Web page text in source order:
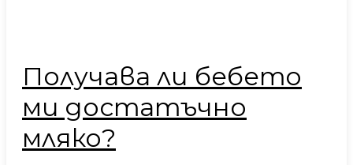
Получава ли бебето
ми достатъчно
мляко?